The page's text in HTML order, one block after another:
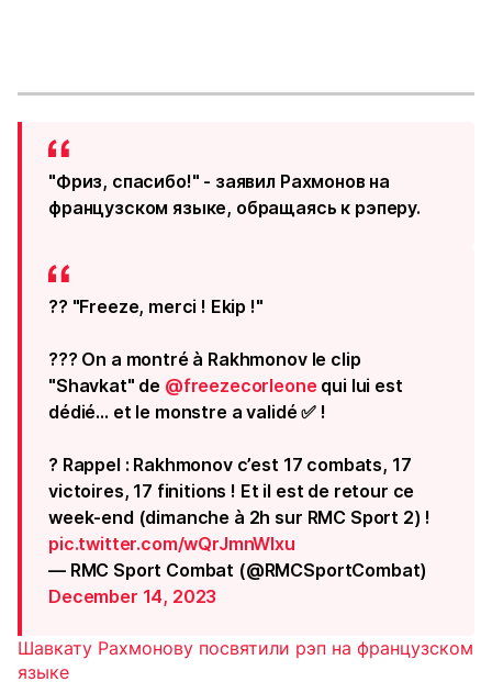
"Фриз, спасибо!" - заявил Рахмонов на
французском языке, обращаясь к рэперу.
?? "Freeze, merci ! Ekip !"
??? On a montré à Rakhmonov le clip
"Shavkat" de @freezecorleone qui lui est
dédié… et le monstre a validé ✅ !
? Rappel : Rakhmonov c’est 17 combats, 17
victoires, 17 finitions ! Et il est de retour ce
week-end (dimanche à 2h sur RMC Sport 2) !
pic.twitter.com/wQrJmnWlxu
— RMC Sport Combat (@RMCSportCombat)
December 14, 2023
Шавкату Рахмонову посвятили рэп на французском
языке